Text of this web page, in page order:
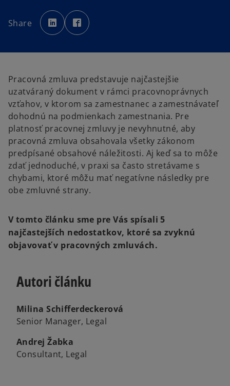
Share
o
p
e
n
t
a
b
p
e
t
b
Pracovná zmluva predstavuje najčastejšie
uzatváraný dokument v rámci pracovnoprávnych
vzťahov, v ktorom sa zamestnanec a zamestnávateľ
dohodnú na podmienkach zamestnania. Pre
platnosť pracovnej zmluvy je nevyhnutné, aby
pracovná zmluva obsahovala všetky zákonom
predpísané obsahové náležitosti. Aj keď sa to môže
zdať jednoduché, v praxi sa často stretávame s
chybami, ktoré môžu mať negatívne následky pre
obe zmluvné strany.
V tomto článku sme pre Vás spísali 5
najčastejších nedostatkov, ktoré sa zvyknú
objavovať v pracovných zmluvách.
Autori článku
Milina Schifferdeckerová
Senior Manager, Legal
Andrej Žabka
Consultant, Legal